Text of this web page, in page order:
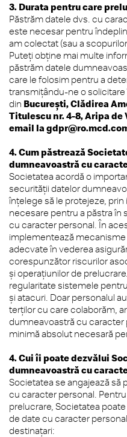
3. Durata pentru care
Păstrăm datele dvs. cu
este necesar pentru
am colectat (sau a
Puteți obține mai multe
păstrăm datele
care le folosim pentru a
transmițându-ne o
din București, Clădirea
Titulescu nr. 4-8, Aripa de
email la
4. Cum păstrează
dumneavoastră cu
Societatea acordă o
securității datelor
înțelege să le protejeze,
necesare pentru a păstra în
cu caracter personal. În
implementează
adecvate în vederea
corespunzător riscurilor
și operațiunilor de
regularitate sistemele
și atacuri. Doar personalul
terților cu care colaborăm,
dumneavoastră cu caracter
minimă absolut necesară
4. Cui îi poate dezvălui
dumneavoastră cu
Societatea se angajează
cu caracter personal.
prelucrare, Societatea
de date cu caracter
destinațari: